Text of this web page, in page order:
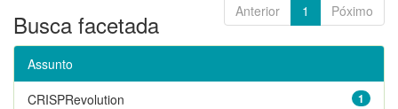
Anterior 1 Póximo
Busca facetada
Assunto
1
CRISPRevolution